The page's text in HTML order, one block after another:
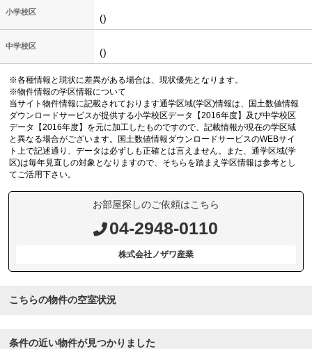
小学校区
()
中学校区
()
※各種情報と現状に差異がある場合は、現状優先となります。
※物件情報の学区情報について
当サイト物件情報に記載されております通学区域(学区)情報は、国土数値情報
ダウンロードサービスが提供する小学校区データ【2016年度】及び中学校区
データ【2016年度】を元に加工したものですので、記載情報が現在の学区域
と異なる場合がございます。国土数値情報ダウンロードサービスのWEBサイ
ト上で記述通り、データは必ずしも正確とは言えません。また、通学区域(学
区)は毎年見直しの対象となりますので、そちらを踏まえ学区情報は参考とし
てご活用下さい。
お部屋探しのご依頼はこちら
04-2948-0110
株式会社ノザワ産業
こちらの物件の空室状況
条件の近い物件が見つかりました